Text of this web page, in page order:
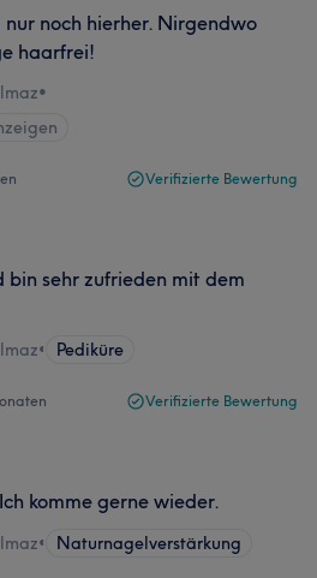
nur noch hierher. Nirgendwo
haarfrei!
•
Verifizierte Bewertung
bin sehr zufrieden mit dem
• Pediküre
Verifizierte Bewertung
komme gerne wieder.
• Naturnagelverstärkung